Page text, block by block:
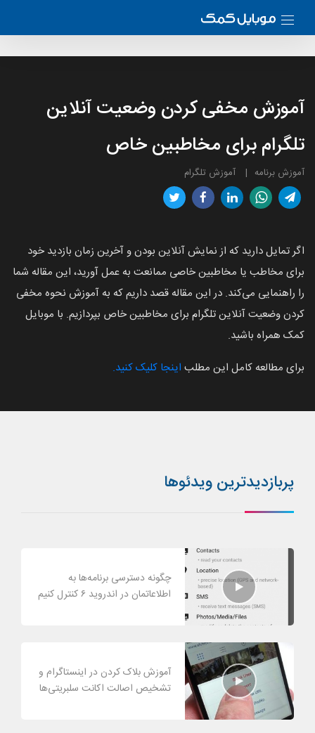
آموزش مخفی کردن وضعیت آنلاین
تلگرام برای مخاطبین خاص
آموزش برنامه آموزش تلگرام
اگر تمایل دارید که از نمایش آنلاین بودن و آخرین زمان بازدید خود
برای مخاطب یا مخاطبین خاصی ممانعت به عمل آورید، این مقاله شما
را راهنمایی می‌کند. در این مقاله قصد داریم که به آموزش نحوه مخفی
کردن وضعیت آنلاین تلگرام برای مخاطبین خاص بپردازیم. با موبایل
کمک همراه باشید.
برای مطالعه کامل این مطلب اینجا کلیک کنید.
پربازدیدترین ویدئوها
چگونه دسترسی برنامه‌ها به
اطلاعاتمان در اندروید ۶ کنترل کنیم
آموزش بلاک کردن در اینستاگرام و
تشخیص اصالت اکانت سلبریتی‌ها